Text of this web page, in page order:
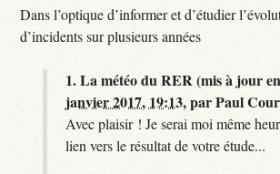
Dans l’optique d’informer et d’étudier
d’incidents sur plusieurs années
1.La météo du RER (mis à jour
janvier 2017, 19:13,parPaul
Avec plaisir ! Je serai moi même
lien vers le résultat de votre étude...